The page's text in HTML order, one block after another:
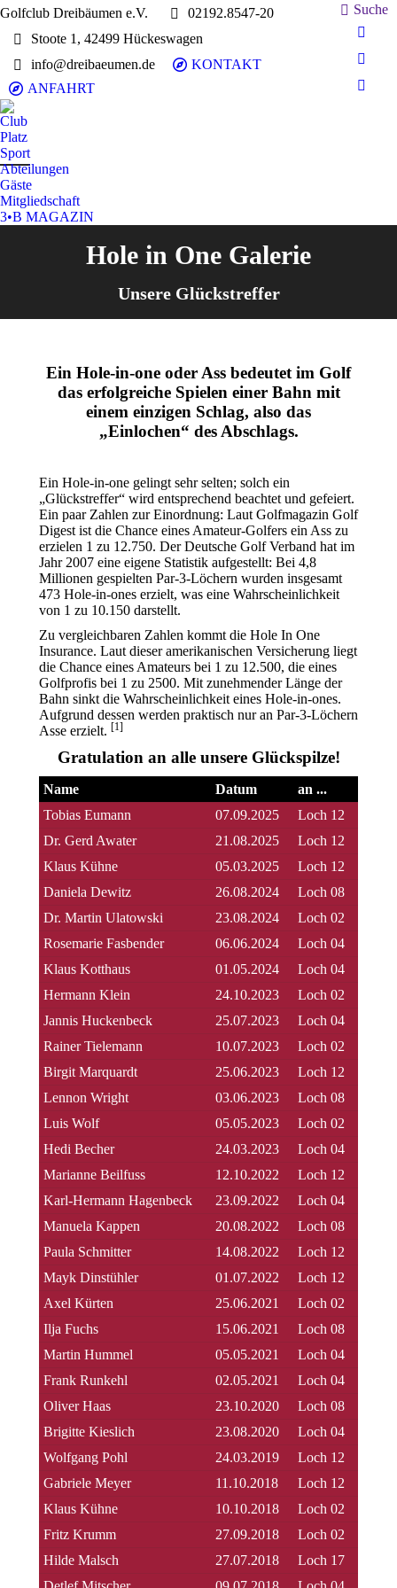
Golfclub Dreibäumen e.V.
02192.8547-20
Stoote 1, 42499 Hückeswagen
info@dreibaeumen.de
KONTAKT
ANFAHRT
Search:
Suche
E-
Mail
page
page
Club
Platz
Sport
Abteilungen
Gäste
Mitgliedschaft
3•B MAGAZIN
Hole in One Galerie
Unsere Glückstreffer
Ein Hole-in-one oder Ass bedeutet im Golf
das erfolgreiche Spielen einer Bahn mit
einem einzigen Schlag, also das
„Einlochen“ des Abschlags.
Ein Hole-in-one gelingt sehr selten; solch ein
„Glückstreffer“ wird entsprechend beachtet und gefeiert.
Ein paar Zahlen zur Einordnung: Laut Golfmagazin Golf
Digest ist die Chance eines Amateur-Golfers ein Ass zu
erzielen 1 zu 12.750. Der Deutsche Golf Verband hat im
Jahr 2007 eine eigene Statistik aufgestellt: Bei 4,8
Millionen gespielten Par-3-Löchern wurden insgesamt
473 Hole-in-ones erzielt, was eine Wahrscheinlichkeit
von 1 zu 10.150 darstellt.
Zu vergleichbaren Zahlen kommt die Hole In One
Insurance. Laut dieser amerikanischen Versicherung liegt
die Chance eines Amateurs bei 1 zu 12.500, die eines
Golfprofis bei 1 zu 2500. Mit zunehmender Länge der
Bahn sinkt die Wahrscheinlichkeit eines Hole-in-ones.
Aufgrund dessen werden praktisch nur an Par-3-Löchern
Asse erzielt. [1]
Gratulation an alle unsere Glückspilze!
Name Datum
an ...
Tobias Eumann
07.09.2025
Loch 12
Dr. Gerd Awater
21.08.2025
Loch 12
Klaus Kühne
05.03.2025
Loch 12
Daniela Dewitz
26.08.2024
Loch 08
Dr. Martin Ulatowski
23.08.2024
Loch 02
Rosemarie Fasbender
06.06.2024
Loch 04
Klaus Kotthaus
01.05.2024
Loch 04
Hermann Klein
24.10.2023
Loch 02
Jannis Huckenbeck
25.07.2023
Loch 04
Rainer Tielemann
10.07.2023
Loch 02
Birgit Marquardt
25.06.2023
Loch 12
Lennon Wright
03.06.2023
Loch 08
Luis Wolf
05.05.2023
Loch 02
Hedi Becher
24.03.2023
Loch 04
Marianne Beilfuss
12.10.2022
Loch 12
Karl-Hermann Hagenbeck
23.09.2022
Loch 04
Manuela Kappen
20.08.2022
Loch 08
Paula Schmitter
14.08.2022
Loch 12
Mayk Dinstühler
01.07.2022
Loch 12
Axel Kürten
25.06.2021
Loch 02
Ilja Fuchs
15.06.2021
Loch 08
Martin Hummel
05.05.2021
Loch 04
Frank Runkehl
02.05.2021
Loch 04
Oliver Haas
23.10.2020
Loch 08
Brigitte Kieslich
23.08.2020
Loch 04
Wolfgang Pohl
24.03.2019
Loch 12
Gabriele Meyer
11.10.2018
Loch 12
Klaus Kühne
10.10.2018
Loch 02
Fritz Krumm
27.09.2018
Loch 02
Hilde Malsch
27.07.2018
Loch 17